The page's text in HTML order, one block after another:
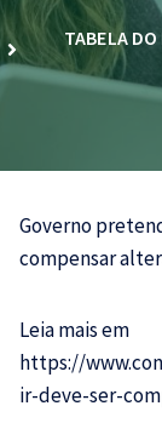
TABELA DO
Governo
compensar
Leia mais em
https://
ir-deve-ser-